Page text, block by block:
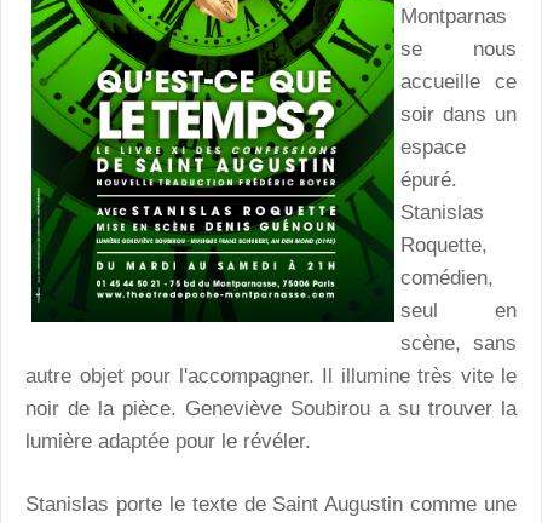
Montparnas
se nous
accueille ce
soir dans un
espace
épuré.
Stanislas
Roquette,
comédien,
seul en
scène, sans
autre objet pour l'accompagner. Il illumine très vite le
noir de la pièce. Geneviève Soubirou a su trouver la
lumière adaptée pour le révéler.
Stanislas porte le texte de Saint Augustin comme une